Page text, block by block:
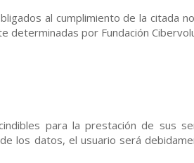
al cumplimiento de la citada
determinadas por Fundación
para la prestación de sus
los datos, el usuario será